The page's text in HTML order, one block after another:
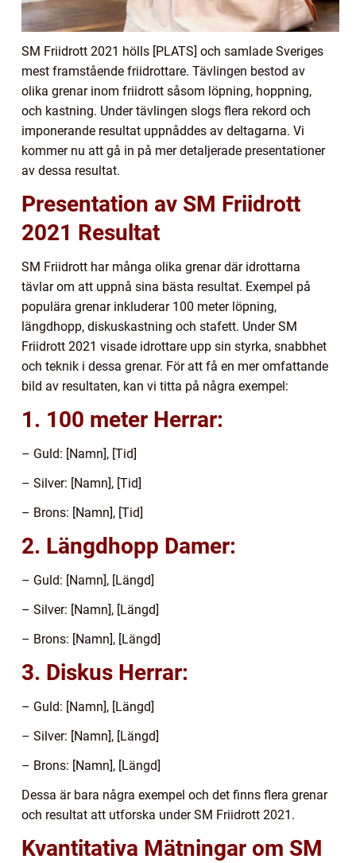
SM Friidrott 2021 hölls [PLATS] och samlade Sveriges
mest framstående friidrottare. Tävlingen bestod av
olika grenar inom friidrott såsom löpning, hoppning,
och kastning. Under tävlingen slogs flera rekord och
imponerande resultat uppnåddes av deltagarna. Vi
kommer nu att gå in på mer detaljerade presentationer
av dessa resultat.
Presentation av SM Friidrott
2021 Resultat
SM Friidrott har många olika grenar där idrottarna
tävlar om att uppnå sina bästa resultat. Exempel på
populära grenar inkluderar 100 meter löpning,
längdhopp, diskuskastning och stafett. Under SM
Friidrott 2021 visade idrottare upp sin styrka, snabbhet
och teknik i dessa grenar. För att få en mer omfattande
bild av resultaten, kan vi titta på några exempel:
1. 100 meter Herrar:
– Guld: [Namn], [Tid]
– Silver: [Namn], [Tid]
– Brons: [Namn], [Tid]
2. Längdhopp Damer:
– Guld: [Namn], [Längd]
– Silver: [Namn], [Längd]
– Brons: [Namn], [Längd]
3. Diskus Herrar:
– Guld: [Namn], [Längd]
– Silver: [Namn], [Längd]
– Brons: [Namn], [Längd]
Dessa är bara några exempel och det finns flera grenar
och resultat att utforska under SM Friidrott 2021.
Kvantitativa Mätningar om SM